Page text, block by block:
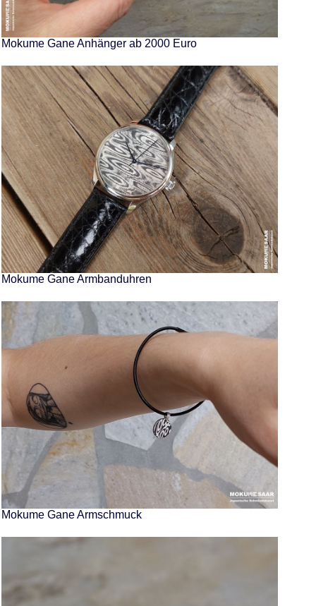
Mokume Gane Anhänger ab 2000 Euro
Mokume Gane Armbanduhren
Mokume Gane Armschmuck